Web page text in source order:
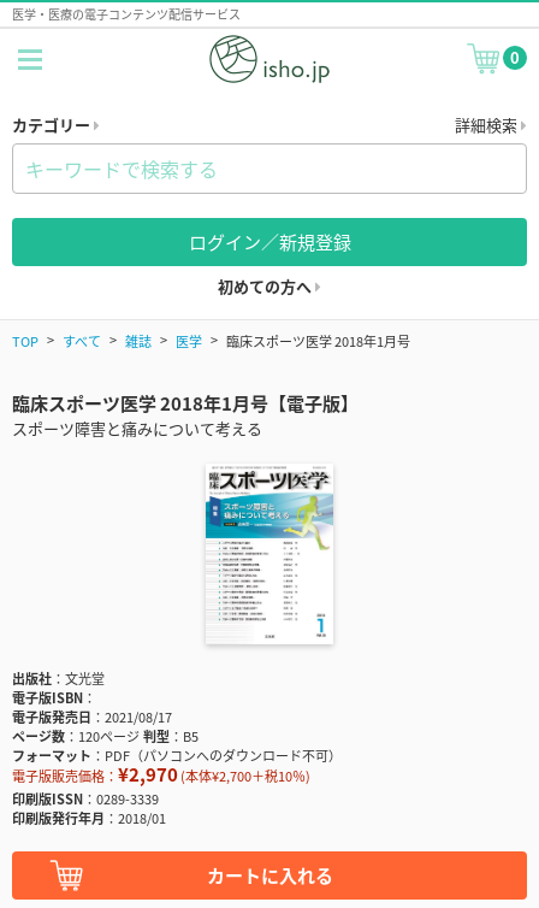
医学・医療の電子コンテンツ配信サービス
0
カテゴリー 詳細検索
ログイン／新規登録
初めての方へ
TOP すべて 雑誌 医学 臨床スポーツ医学 2018年1月号
臨床スポーツ医学 2018年1月号【電子版】
スポーツ障害と痛みについて考える
出版社
文光堂
電子版ISBN
電子版発売日
2021/08/17
ページ数
120ページ判型
B5
フォーマット
PDF（パソコンへのダウンロード不可）
電子版販売価格： ¥2,970(本体¥2,700＋税10％)
印刷版ISSN
0289-3339
印刷版発行年月
2018/01
カートに入れる